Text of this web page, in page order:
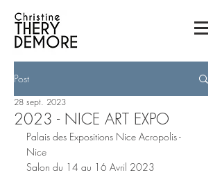
Post
2023 - NICE ART EXPO
28 sept. 2023
Palais des Expositions Nice Acropolis -
Nice
Salon du 14 au 16 Avril 2023